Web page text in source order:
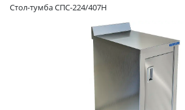
Стол-тумба СПС-224/407Н